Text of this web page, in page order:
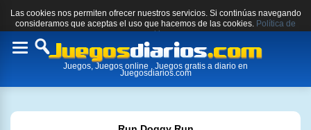
Las cookies nos permiten ofrecer nuestros servicios. Si continúas navegando
consideramos que aceptas el uso que hacemos de las cookies. Política de
cookies.
Toggle
Juegos, Juegos online , Juegos gratis a diario en
Juegosdiarios.com